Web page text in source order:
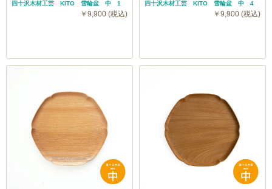
四十沢木材工芸 KITO 雪輪盆 中 1
￥9,900 (税込)
四十沢木材工芸 KITO 雪輪盆 中 4
￥9,900 (税込)